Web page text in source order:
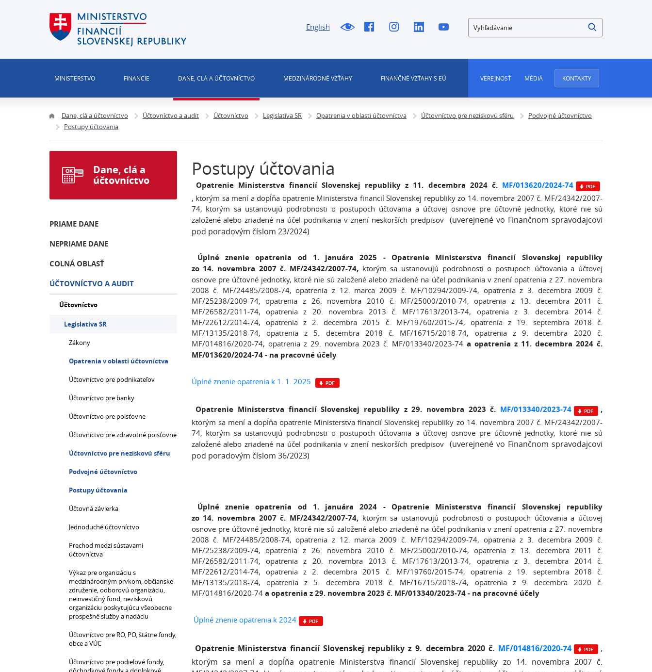
English Vyhľadávanie
MINISTERSTVO FINANCIE DANE, CLÁ A ÚČTOVNÍCTVO MEDZINÁRODNÉ VZŤAHY FINANČNÉ VZŤAHY S EÚ VEREJNOSŤ MÉDIÁ KONTAKTY
Dane, clá a účtovníctvo Účtovníctvo a audit Účtovníctvo Legislatíva SR Opatrenia v oblasti účtovníctva Účtovníctvo pre neziskovú sféru
Podvojné účtovníctvo
Postupy účtovania
Postupy účtovania
Opatrenie Ministerstva financií Slovenskej republiky z 11. decembra 2024 č. MF/013620/2024-74
, ktorým sa mení a dopĺňa opatrenie Ministerstva financií Slovenskej republiky zo 14. novembra 2007 č. MF/24342/2007-
74, ktorým sa ustanovujú podrobnosti o postupoch účtovania a účtovej osnove pre účtovné jednotky, ktoré nie sú
založené alebo zriadené na účel podnikania v znení neskorších predpisov (uverejnené vo Finančnom spravodajcovi
pod poradovým číslom 23/2024)
Úplné znenie opatrenia od 1. januára 2025 - Opatrenie Ministerstva financií Slovenskej republiky
zo 14. novembra 2007 č. MF/24342/2007-74, ktorým sa ustanovujú podrobnosti o postupoch účtovania a účtovej
osnove pre účtovné jednotky, ktoré nie sú založené alebo zriadené na účel podnikania v znení opatrenia z 27. novembra
2008 č. MF/24485/2008-74, opatrenia z 12. marca 2009 č. MF/10294/2009-74, opatrenia z 3. decembra 2009 č.
MF/25238/2009-74, opatrenia z 26. novembra 2010 č. MF/25000/2010-74, opatrenia z 13. decembra 2011 č.
MF/26582/2011-74, opatrenia z 20. novembra 2013 č. MF/17613/2013-74, opatrenia z 3. decembra 2014 č.
MF/22612/2014-74, opatrenia z 2. decembra 2015 č. MF/19760/2015-74, opatrenia z 19. septembra 2018 č.
MF/13135/2018-74, opatrenia z 5. decembra 2018 č. MF/16715/2018-74, opatrenia z 9. decembra 2020 č.
MF/014816/2020-74, opatrenia z 29. novembra 2023 č. MF/013340/2023-74a opatrenia z 11. decembra 2024 č.
MF/013620/2024-74- na pracovné účely
Úplné znenie opatrenia k 1. 1. 2025
Opatrenie Ministerstva financií Slovenskej republiky z 29. novembra 2023 č. MF/013340/2023-74 ,
ktorým sa mení a dopĺňa opatrenie Ministerstva financií Slovenskej republiky zo 14. novembra 2007 č. MF/24342/2007-
74, ktorým sa ustanovujú podrobnosti o postupoch účtovania a účtovej osnove pre účtovné jednotky, ktoré nie sú
založené alebo zriadené na účel podnikania v znení neskorších predpisov (uverejnené vo Finančnom spravodajcovi
pod poradovým číslom 36/2023)
Úplné znenie opatrenia od 1. januára 2024 - Opatrenie Ministerstva financií Slovenskej republiky
zo 14. novembra 2007 č. MF/24342/2007-74, ktorým sa ustanovujú podrobnosti o postupoch účtovania a účtovej
osnove pre účtovné jednotky, ktoré nie sú založené alebo zriadené na účel podnikania v znení opatrenia z 27. novembra
2008 č. MF/24485/2008-74, opatrenia z 12. marca 2009 č. MF/10294/2009-74, opatrenia z 3. decembra 2009 č.
MF/25238/2009-74, opatrenia z 26. novembra 2010 č. MF/25000/2010-74, opatrenia z 13. decembra 2011 č.
MF/26582/2011-74, opatrenia z 20. novembra 2013 č. MF/17613/2013-74, opatrenia z 3. decembra 2014 č.
MF/22612/2014-74, opatrenia z 2. decembra 2015 č. MF/19760/2015-74, opatrenia z 19. septembra 2018 č.
MF/13135/2018-74, opatrenia z 5. decembra 2018 č. MF/16715/2018-74, opatrenia z 9. decembra 2020 č.
MF/014816/2020-74 a opatrenia z 29. novembra 2023 č. MF/013340/2023-74- na pracovné účely
Úplné znenie opatrenia k 2024
Opatrenie Ministerstva financií Slovenskej republiky z 9. decembra 2020 č. MF/014816/2020-74
,
ktorým sa mení a dopĺňa opatrenie Ministerstva financií Slovenskej republiky zo 14. novembra 2007 č.
Dane, clá a
účtovníctvo
PRIAME DANE
NEPRIAME DANE
COLNÁ OBLASŤ
ÚČTOVNÍCTVO A AUDIT
Účtovníctvo
Legislatíva SR
Zákony
Opatrenia v oblasti účtovníctva
Účtovníctvo pre podnikateľov
Účtovníctvo pre banky
Účtovníctvo pre poisťovne
Účtovníctvo pre zdravotné poisťovne
Účtovníctvo pre neziskovú sféru
Podvojné účtovníctvo
Postupy účtovania
Účtovná závierka
Jednoduché účtovníctvo
Prechod medzi sústavami
účtovníctva
Výkaz pre organizáciu s
medzinárodným prvkom, občianske
združenie, odborovú organizáciu,
neinvestičný fond, neziskovú
organizáciu poskytujúcu všeobecne
prospešné služby a nadáciu
Účtovníctvo pre RO, PO, štátne fondy,
obce a VÚC
Účtovníctvo pre podielové fondy,